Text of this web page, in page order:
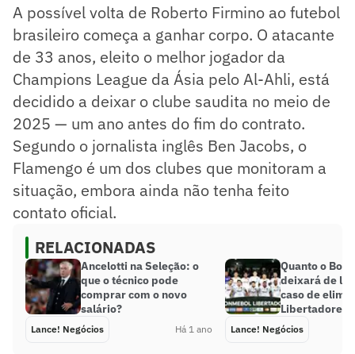
A possível volta de Roberto Firmino ao futebol
brasileiro começa a ganhar corpo. O atacante
de 33 anos, eleito o melhor jogador da
Champions League da Ásia pelo Al-Ahli, está
decidido a deixar o clube saudita no meio de
2025 — um ano antes do fim do contrato.
Segundo o jornalista inglês Ben Jacobs, o
Flamengo é um dos clubes que monitoram a
situação, embora ainda não tenha feito
contato oficial.
RELACIONADAS
Ancelotti na Seleção: o
que o técnico pode
comprar com o novo
salário?
Lance! Negócios Há 1 ano
Quanto o
deixará de
caso de
Libertadores?
Lance! Negócios